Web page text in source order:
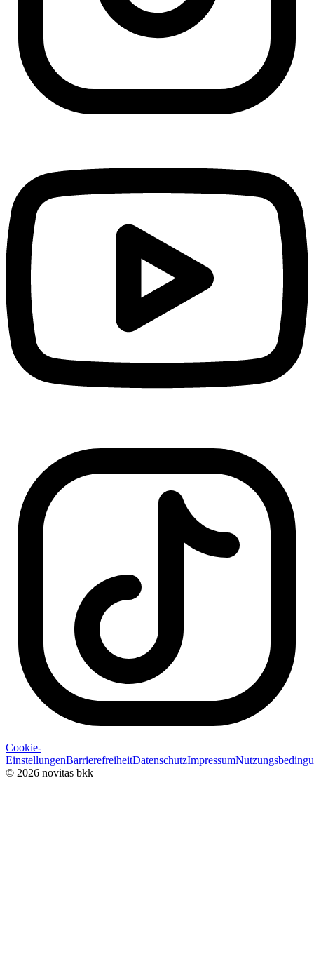
Cookie-
EinstellungenBarrierefreiheitDatenschutzImpressum
© 2026 novitas bkk